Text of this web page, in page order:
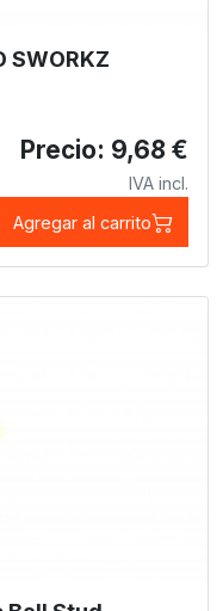
SWORKZ
Precio: 9,68 €
IVA incl.
Agregar al carrito